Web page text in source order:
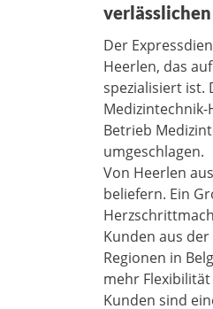
Der
Heerlen, das
spezialisiert ist.
Betrieb
umgeschlagen.
Von Heerlen
beliefern. Ein
Kunden aus
Regionen in
mehr
Kunden sind